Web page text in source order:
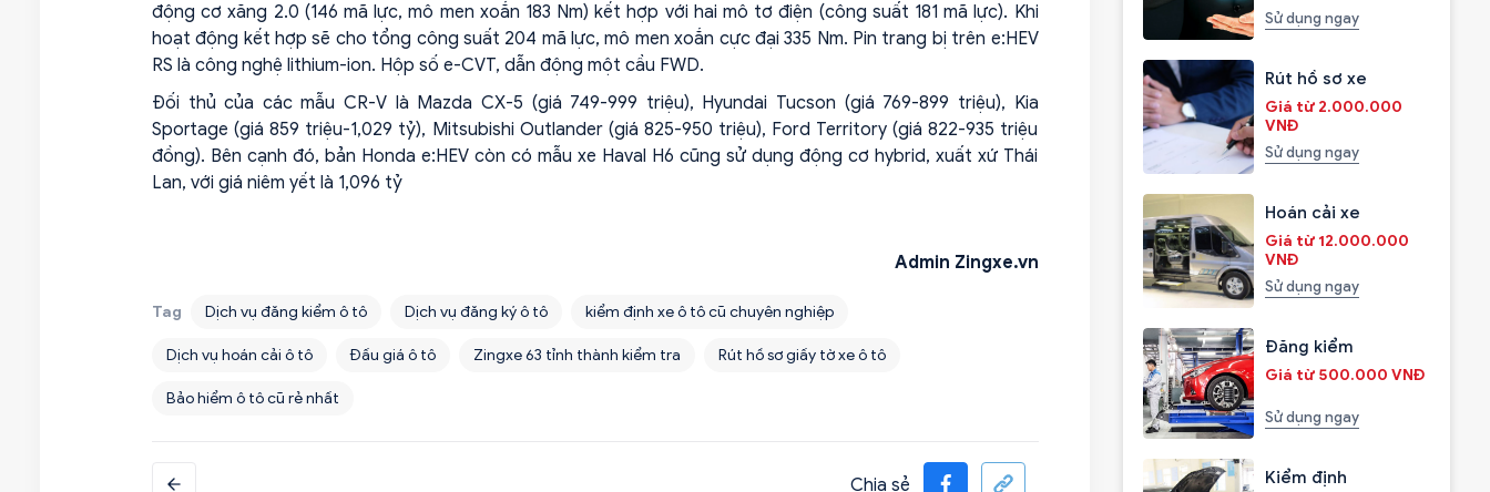
động cơ xăng 2.0 (146 mã lực, mô men xoắn 183 Nm) kết hợp với hai mô tơ điện (công suất 181 mã lực). Khi
hoạt động kết hợp sẽ cho tổng công suất 204 mã lực, mô men xoắn cực đại 335 Nm. Pin trang bị trên e:HEV
RS là công nghệ lithium-ion. Hộp số e-CVT, dẫn động một cầu FWD.
Đối thủ của các mẫu CR-V là Mazda CX-5 (giá 749-999 triệu), Hyundai Tucson (giá 769-899 triệu), Kia
Sportage (giá 859 triệu-1,029 tỷ), Mitsubishi Outlander (giá 825-950 triệu), Ford Territory (giá 822-935 triệu
đồng). Bên cạnh đó, bản Honda e:HEV còn có mẫu xe Haval H6 cũng sử dụng động cơ hybrid, xuất xứ Thái
Lan, với giá niêm yết là 1,096 tỷ
Admin Zingxe.vn
Tag Dịch vụ đăng kiểm ô tô Dịch vụ đăng ký ô tô kiểm định xe ô tô cũ chuyên nghiệp
Dịch vụ hoán cải ô tô Đấu giá ô tô Zingxe 63 tỉnh thành kiểm tra Rút hồ sơ giấy tờ xe ô tô
Bảo hiểm ô tô cũ rẻ nhất
Chia sẻ
Sử dụng ngay
Rút hồ sơ xe
Giá từ 2.000.000
VNĐ
Sử dụng ngay
Hoán cải xe
Giá từ 12.000.000
VNĐ
Sử dụng ngay
Đăng kiểm
Giá từ 500.000 VNĐ
Sử dụng ngay
Kiểm định